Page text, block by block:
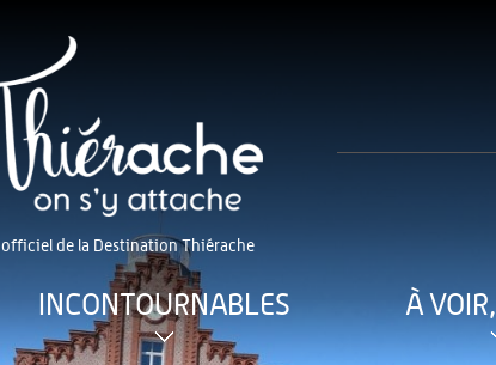
officiel de la Destination Thiérache
INCONTOURNABLES À